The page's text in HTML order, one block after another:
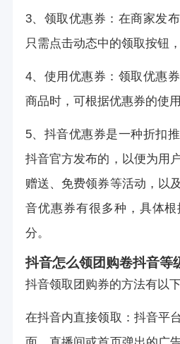
3、领取优惠券：在商家发
只需点击动态中的领取按钮
4、使用优惠券：领取优惠
商品时，可根据优惠券的使
5、抖音优惠券是一种折扣
抖音官方发布的，以便为用
赠送、免费领券等活动，以
音优惠券有很多种，具体
分。
抖音怎么领团购卷抖音等
抖音领取团购券的方法有以
在抖音内直接领取：抖音平